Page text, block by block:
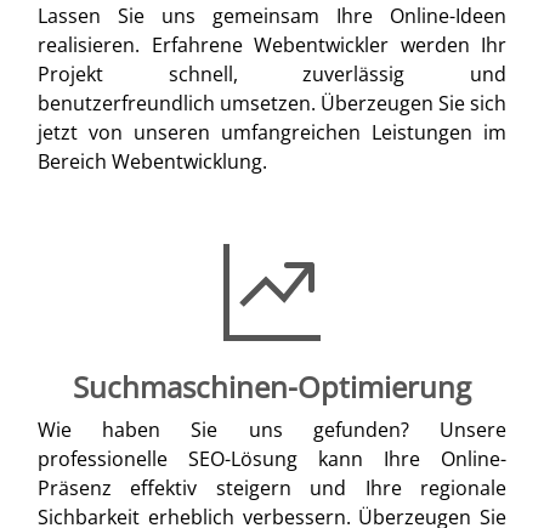
Lassen Sie uns gemeinsam Ihre Online-Ideen
realisieren. Erfahrene Webentwickler werden Ihr
Projekt schnell, zuverlässig und
benutzerfreundlich umsetzen. Überzeugen Sie sich
jetzt von unseren umfangreichen Leistungen im
Bereich Webentwicklung.
Suchmaschinen-Optimierung
Wie haben Sie uns gefunden? Unsere
professionelle SEO-Lösung kann Ihre Online-
Präsenz effektiv steigern und Ihre regionale
Sichbarkeit erheblich verbessern. Überzeugen Sie